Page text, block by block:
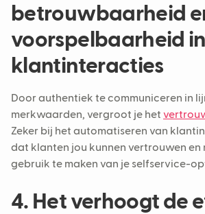
betrouwbaarheid
voorspelbaarheid in
klantinteracties
Door authentiek te communiceren in
merkwaarden, vergroot je het
Zeker bij het automatiseren van
dat klanten jou kunnen vertrouwen en
gebruik te maken van je selfservice-
4. Het verhoogt de